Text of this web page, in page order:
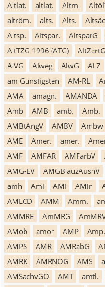
Altlat.
altlat. Altm.
altröm.
alts. Alts.
Altsp.
Altspar. AltsparG
AltTZG 1996 (ATG)
AltZertG
AlVG
Alweg AlwG ALZ
am Günstigsten
AM-RL
AMA
amagn. AMANDA
Amb
AMB amb. Amb.
AMBtAngV
AMBV Ambw
AME
Amer. amer.
AMF
AMFAR AMFarbV
AMG-EV
AMGBlauzAusnV
amh
Ami AMI AMin
AMLCD
AMM Amm.
AMMRE
AmMRG
AMob
amor AMP Amp.
AMPS
AMR AMRabG
AMRK
AMRNOG AMS
AMSachvGO
AMT amtl.